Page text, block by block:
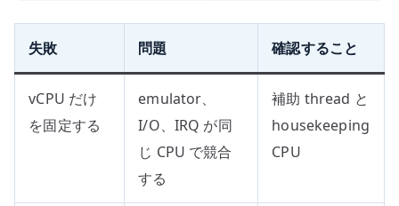
失敗 問題 確認すること
vCPU だけ
を固定する
emulator、
I/O、IRQ が同
じ CPU で競合
する
補助 thread と
housekeeping
CPU